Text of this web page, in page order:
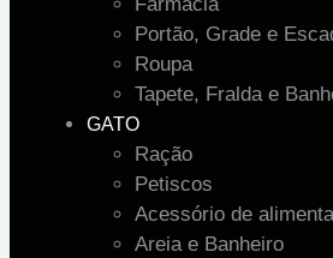
Portão, Grade e
Roupa
Tapete, Fralda e
GATO
Ração
Petiscos
Acessório de
Areia e Banheiro